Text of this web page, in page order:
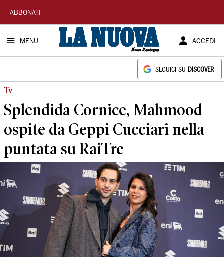
La
Nuova
Sardegna
ABBONATI
MENU ACCEDI
SEGUICI SU DISCOVER
Tv
Splendida Cornice, Mahmood
ospite da Geppi Cucciari nella
puntata su RaiTre